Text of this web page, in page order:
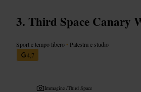
Third Space Canary
Sport e tempo libero • Palestra e studio
4,7
Immagine /Third Space